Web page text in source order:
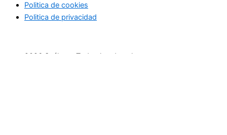
Politica de cookies
Politica de privacidad
2026 Suéltate. Todos los derechos reservaos